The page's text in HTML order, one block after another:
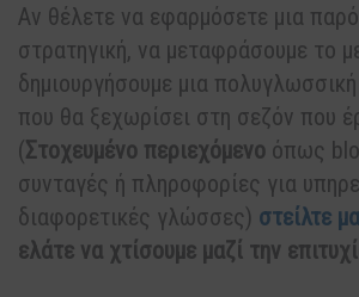
Αν θέλετε να εφαρμόσετε μια
στρατηγική, να μεταφράσουμε το
δημιουργήσουμε μια
που θα ξεχωρίσει στη σεζόν που
(Στοχευμένο περιεχόμενο όπως
συνταγές ή πληροφορίες για
διαφορετικές γλώσσες) στείλτε
ελάτε να χτίσουμε μαζί την